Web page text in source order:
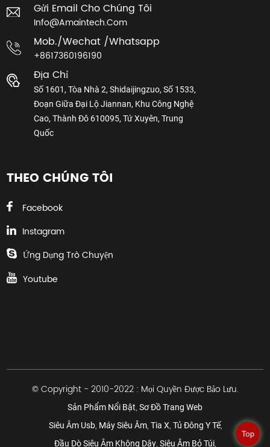
Gửi Email Cho Chúng Tôi
Info@amaintech.com
Mob./wechat /whatsapp
+8617360196190
Địa Chỉ
Số 1601, Tòa Nhà 2, Shidaijingzuo, Số 1533,
Đoạn Giữa Đại Lộ Jiannan, Khu Công Nghệ
Cao, Thành Đô 610095, Tứ Xuyên, Trung
Quốc
THEO CHÚNG TÔI
Facebook
Instagram
Ứng Dụng Trò Chuyện
Youtube
© Copyright - 2010-2022 : Mọi Quyền Được Bảo Lưu.
Sản Phẩm Nổi Bật, Sơ Đồ Trang Web
Siêu Âm Usb, Máy Siêu Âm, Tia X, Tủ Đông Y Tế,
Đầu Dò Siêu Âm Không Dây, Siêu Âm Bỏ Túi,
Top